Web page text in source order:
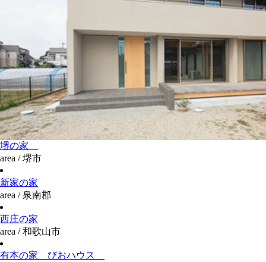
堺の家
area / 堺市
新家の家
area / 泉南郡
西庄の家
area / 和歌山市
有本の家 びおハウス